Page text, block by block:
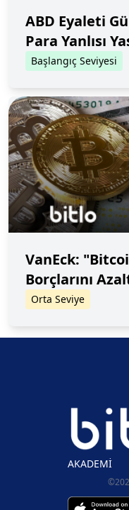
ABD Eyaleti
Para Yanlısı
Başlangıç Seviyesi
VanEck:
Borçlarını
Orta Seviye
AKADEMİ